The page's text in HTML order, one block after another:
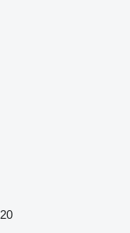
20